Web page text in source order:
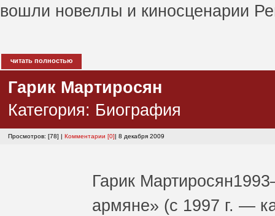
вошли новеллы и киносценарии
читать полностью
Гарик Мартиросян
Категория: Биография
Просмотров: [78] | Комментарии [0] | 8 декабря 2009
Гарик Мартиросян
армяне» (с 1997 г. —